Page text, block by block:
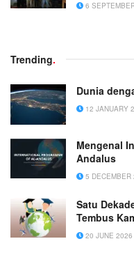
6
Trending.
Dunia
12 JANUARY
Mengenal
Andalus
5 DECEMBER
Satu
Tembus
20 JUNE 2026